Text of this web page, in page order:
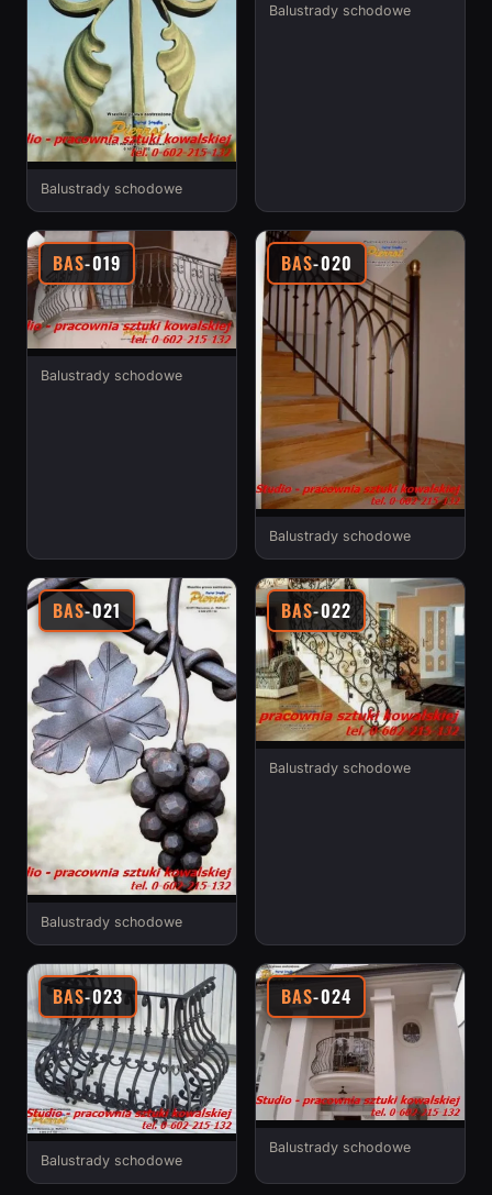
Balustrady schodowe
Balustrady schodowe
BAS-019
Balustrady schodowe
BAS-020
Balustrady schodowe
BAS-021
Balustrady schodowe
BAS-022
Balustrady schodowe
BAS-023
Balustrady schodowe
BAS-024
Balustrady schodowe